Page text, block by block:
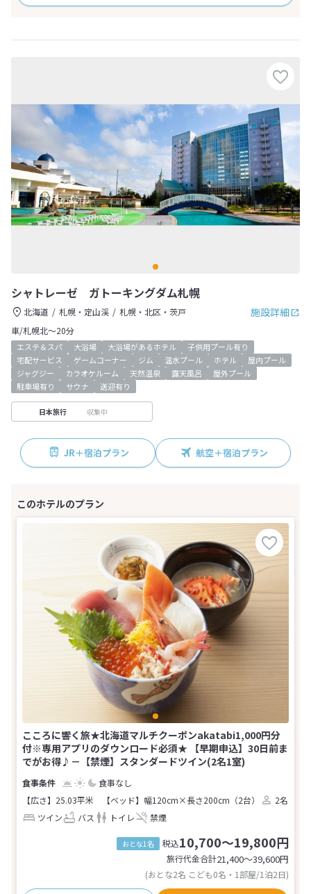
シャトレーゼ ガトーキングダム札幌
施設詳細
北海道 札幌・定山渓
札幌・北区・茨戸
車/札幌北～20分
エステ＆スパ 大浴場 大浴場があるホテル
子供用プール有り
宅配サービス
ゲームコーナー ジム 温水プール ホテル
屋内プール
ジャグジー
カラオケルーム 天然温泉 露天風呂
屋外プール
駐車場有り
サウナ 送迎有り
日本旅行 収集中
JR＋宿泊プラン 航空＋宿泊プラン
こころに響く旅★北海道マルチクーポンakatabi1,000円分
付※専用アプリのダウンロード必須★ 【早期申込】30日前ま
でがお得♪－【禁煙】スタンダードツイン(2名1室)
食事なし
【広さ】25.03平米
【ベッド】幅120cm×長さ200cm（2台）
2名
ツイン
バス トイレ 禁煙
おとな1名 税込10,700～19,800円
旅行代金合計21,400〜39,600円
(おとな2名 こども0名・1部屋/1泊2日)